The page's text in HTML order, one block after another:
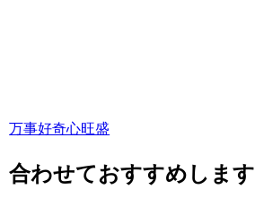
万事好奇心旺盛
合わせておすすめします